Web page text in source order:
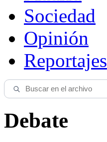
Sociedad
Opinión
Reportajes
Debate